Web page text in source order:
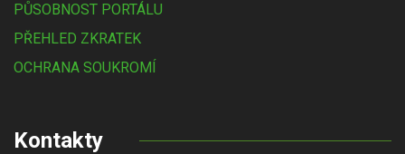
PŮSOBNOST PORTÁLU
PŘEHLED ZKRATEK
OCHRANA SOUKROMÍ
Kontakty